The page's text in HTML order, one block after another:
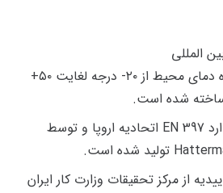
المللی
کلاه برای محدوده دمای محیط از ۲۰- درجه لغایت ۵۰+
ساخته شده است.
کلاه تحت استاندارد EN 397 اتحادیه اروپا و توسط
از مرکز تحقیقات وزارت کار ایران